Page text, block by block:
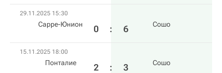
29.11.2025 15:30
Сарре-Юнион 0 : 6 Сошо
15.11.2025 18:00
Понталие 2 : 3 Сошо